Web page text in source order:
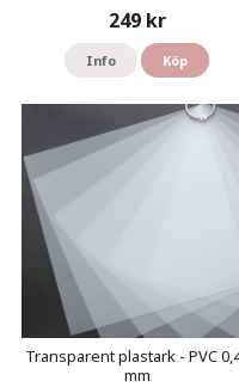
249 kr
Info Köp
Transparent plastark - PVC
mm